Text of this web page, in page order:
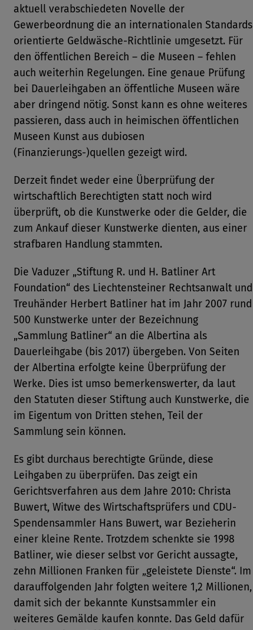
aktuell verabschiedeten Novelle der
Gewerbeordnung die an internationalen Standards
orientierte Geldwäsche-Richtlinie umgesetzt. Für
den öffentlichen Bereich – die Museen – fehlen
auch weiterhin Regelungen. Eine genaue Prüfung
bei Dauerleihgaben an öffentliche Museen wäre
aber dringend nötig. Sonst kann es ohne weiteres
passieren, dass auch in heimischen öffentlichen
Museen Kunst aus dubiosen
(Finanzierungs-)quellen gezeigt wird.
Derzeit findet weder eine Überprüfung der
wirtschaftlich Berechtigten statt noch wird
überprüft, ob die Kunstwerke oder die Gelder, die
zum Ankauf dieser Kunstwerke dienten, aus einer
strafbaren Handlung stammten.
Die Vaduzer „Stiftung R. und H. Batliner Art
Foundation“ des Liechtensteiner Rechtsanwalt und
Treuhänder Herbert Batliner hat im Jahr 2007 rund
500 Kunstwerke unter der Bezeichnung
„Sammlung Batliner“ an die Albertina als
Dauerleihgabe (bis 2017) übergeben. Von Seiten
der Albertina erfolgte keine Überprüfung der
Werke. Dies ist umso bemerkenswerter, da laut
den Statuten dieser Stiftung auch Kunstwerke, die
im Eigentum von Dritten stehen, Teil der
Sammlung sein können.
Es gibt durchaus berechtigte Gründe, diese
Leihgaben zu überprüfen. Das zeigt ein
Gerichtsverfahren aus dem Jahre 2010: Christa
Buwert, Witwe des Wirtschaftsprüfers und CDU-
Spendensammler Hans Buwert, war Bezieherin
einer kleine Rente. Trotzdem schenkte sie 1998
Batliner, wie dieser selbst vor Gericht aussagte,
zehn Millionen Franken für „geleistete Dienste“. Im
darauffolgenden Jahr folgten weitere 1,2 Millionen,
damit sich der bekannte Kunstsammler ein
weiteres Gemälde kaufen konnte. Das Geld dafür